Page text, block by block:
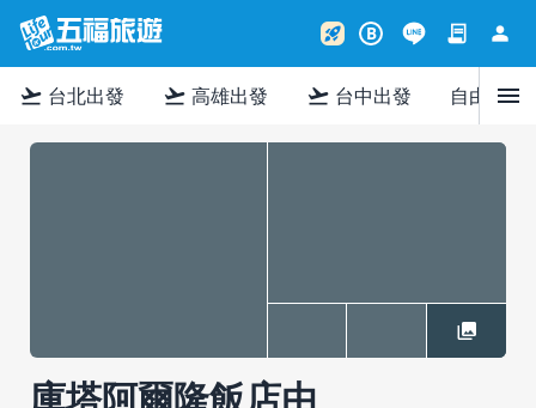
rocket_launch B contract person
flight_takeoff 台北出發 flight_takeoff 高雄出發 flight_takeoff 台中出發 自由行menu
庫塔阿爾隆飯店由